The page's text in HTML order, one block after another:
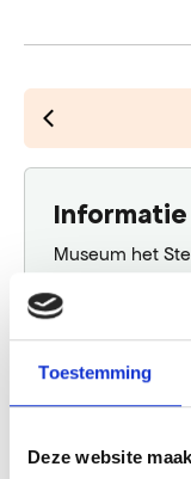
Toestemming
Deze website
Informatie
Museum het
1861 CS Bergen